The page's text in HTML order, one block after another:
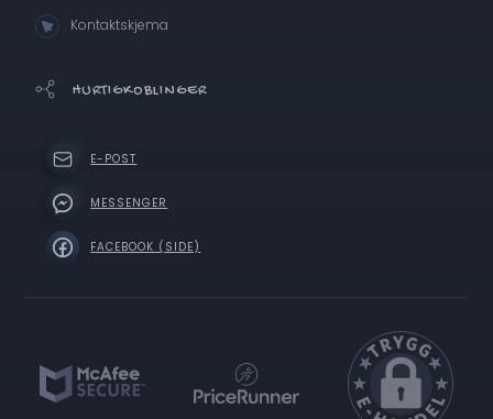
Kontaktskjema
HURTIGKOBLINGER
E-POST
MESSENGER
FACEBOOK (SIDE)